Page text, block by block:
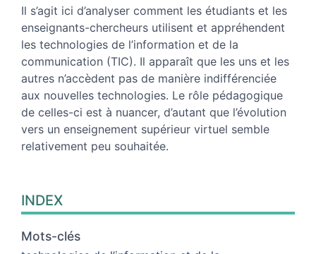
Texte
Bibliographie
Notes
Illustrations
Citer cet article
Auteur
Il s’agit ici d’analyser comment les étudiants et les
enseignants-chercheurs utilisent et appréhendent
les technologies de l’information et de la
communication (TIC). Il apparaît que les uns et les
autres n’accèdent pas de manière indifférenciée
aux nouvelles technologies. Le rôle pédagogique
de celles-ci est à nuancer, d’autant que l’évolution
vers un enseignement supérieur virtuel semble
relativement peu souhaitée.
INDEX
Mots-clés